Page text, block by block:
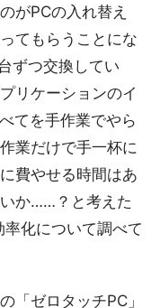
がPCの入れ替え
てもらうことにな
ずつ交換してい
リケーションのイ
てを手作業でやら
業だけで手一杯に
費やせる時間はあ
か……？と考えた
化について調べて
「ゼロタッチPC」